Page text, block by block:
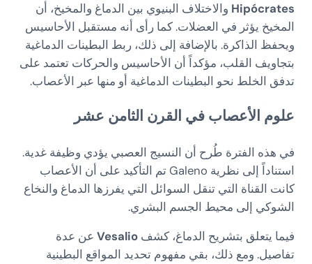
Hipócrates والاختلاف البنيوي بين الدماغ والمخيخ، أن
المخيخ يؤثر في العضلات. كما رأى أنه مستقبل الأحاسيس
ويحفظ الذاكرة. بالإضافة إلى ذلك، ربط البطينات الدماغية
بتجاويف القلب، مؤكداً أن الأحاسيس والحركات تعتمد على
تدفق الخلط نحو البطينات الدماغية أو منها عبر الأعصاب.
علوم الأعصاب في القرن الثامن عشر
في هذه الفترة طُرح أن النسيج العصبي يؤدي وظيفة غدية.
استناداً إلى نظرية Galeno تم التأكيد على أن الأعصاب
كانت القناة التي تنقل السوائل التي يفرزها الدماغ والنخاع
الشوكي إلى محيط الجسم البشري.
فيما يتعلق بتشريح الدماغ، كشف Vesalioعن عدة
تفاصيل. ومع ذلك، بقي مفهوم تحديد المواقع البطينية